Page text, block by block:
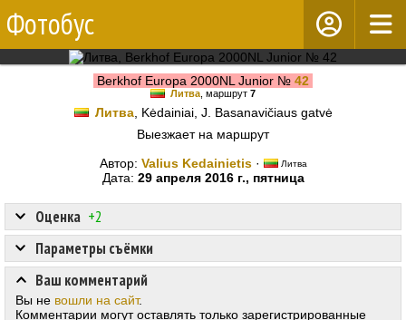
Фотобус
Berkhof Europa 2000NL Junior № 42
Литва , маршрут 7
Литва, Kėdainiai, J. Basanavičiaus gatvė
Выезжает на маршрут
Автор: Valius Kedainietis· Литва
Дата: 29 апреля 2016 г., пятница
Оценка +2
Параметры съёмки
Ваш комментарий
Вы не вошли на сайт.
Комментарии могут оставлять только зарегистрированные